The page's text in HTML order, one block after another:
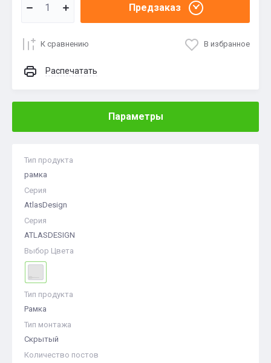
Предзаказ
К сравнению В избранное
Распечатать
Параметры
Тип продукта
рамка
Серия
AtlasDesign
Серия
ATLASDESIGN
Выбор Цвета
Тип продукта
Рамка
Тип монтажа
Скрытый
Количество постов